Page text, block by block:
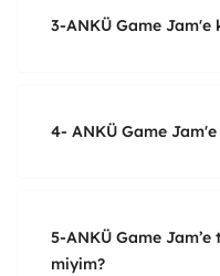
3-ANKÜ Game Jam'e
4- ANKÜ Game Jam'e
5-ANKÜ Game
miyim?